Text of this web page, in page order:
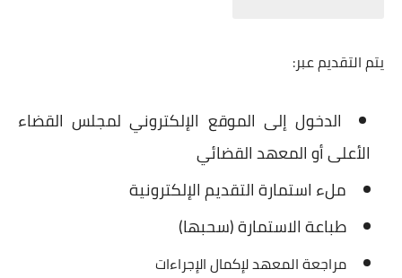
يتم التقديم عبر:
الدخول إلى الموقع الإلكتروني لمجلس القضاء
الأعلى أو المعهد القضائي
ملء استمارة التقديم الإلكترونية
طباعة الاستمارة (سحبها)
مراجعة المعهد لإكمال الإجراءات